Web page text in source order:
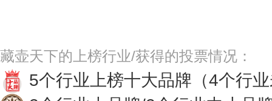
藏壶天下的上榜行业/获得的投票情况：
5个行业上榜十大品牌 （4个行